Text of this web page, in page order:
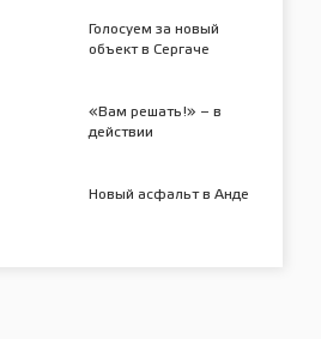
Голосуем за новый
объект в Сергаче
«Вам решать!» – в
действии
Новый асфальт в Анде